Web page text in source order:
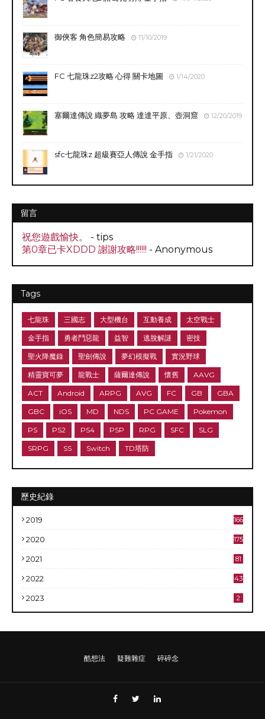
御俠客 角色簡易攻略 11/10/2019
FC 七龍珠z2攻略 心得 關卡地圖 1/14/2020
塞爾達傳說 織夢島 攻略 達達平原、壺洞窟 12/20/2019
sfc七龍珠z 超級賽亞人傳說 金手指 1/21/2020
留言
祝您遊戲愉快。
- tips
第0章已卡XDDD 謝謝攻略!!!!!! - Anonymous
Tags
七龍珠 三國志 大型機台 互動養成 太空戰士
金手指 勇者鬥惡龍 益智 逃脫解謎 密技
聖火降魔錄 聖劍傳說 夢幻模擬戰 實況野球
精靈寶可夢 龍戰士 薩爾達傳說 懷舊 AAVG
ACT Android ARPG AVG FC GB GBA
GBC iOS MD NDS PC GAME Pokemon
PS PS2 PS4 PSP RPG SFC SLG
SRPG SS Switch TD塔防
歷史紀錄
2019 166
2020 175
2021 81
2022 43
2023 2
酷想法 疑難雜症 碎碎念